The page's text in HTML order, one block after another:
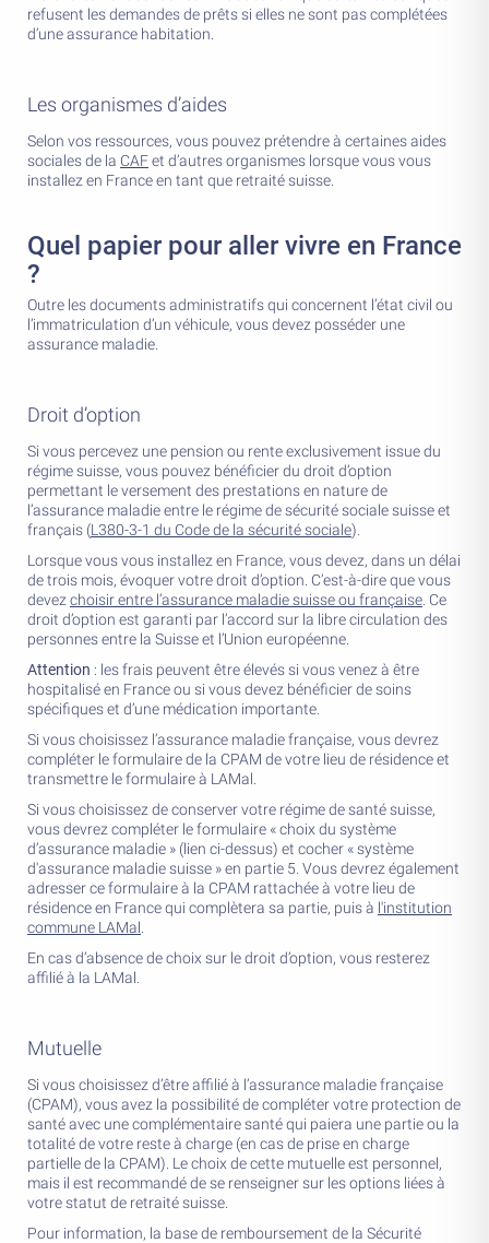
refusent les demandes de prêts si elles ne sont pas complétées
d’une assurance habitation.
Les organismes d’aides
Selon vos ressources, vous pouvez prétendre à certaines aides
sociales de la CAFet d’autres organismes lorsque vous vous
installez en France en tant que retraité suisse.
Quel papier pour aller vivre en France
?
Outre les documents administratifs qui concernent l’état civil ou
l’immatriculation d’un véhicule, vous devez posséder une
assurance maladie.
Droit d’option
Si vous percevez une pension ou rente exclusivement issue du
régime suisse, vous pouvez bénéficier du droit d’option
permettant le versement des prestations en nature de
l’assurance maladie entre le régime de sécurité sociale suisse et
français (L380-3-1 du Code de la sécurité sociale).
Lorsque vous vous installez en France, vous devez, dans un délai
de trois mois, évoquer votre droit d’option. C’est-à-dire que vous
devez choisir entre l’assurance maladie suisse ou française . Ce
droit d’option est garanti par l’accord sur la libre circulation des
personnes entre la Suisse et l’Union européenne.
Attention : les frais peuvent être élevés si vous venez à être
hospitalisé en France ou si vous devez bénéficier de soins
spécifiques et d’une médication importante.
Si vous choisissez l’assurance maladie française, vous devrez
compléter le formulaire de la CPAM de votre lieu de résidence et
transmettre le formulaire à LAMal.
Si vous choisissez de conserver votre régime de santé suisse,
vous devrez compléter le formulaire « choix du système
d’assurance maladie » (lien ci-dessus) et cocher « système
d'assurance maladie suisse » en partie 5. Vous devrez également
adresser ce formulaire à la CPAM rattachée à votre lieu de
résidence en France qui complètera sa partie, puis à l'institution
commune LAMal
En cas d’absence de choix sur le droit d’option, vous resterez
affilié à la LAMal.
Mutuelle
Si vous choisissez d’être affilié à l’assurance maladie française
(CPAM), vous avez la possibilité de compléter votre protection de
santé avec une complémentaire santé qui paiera une partie ou la
totalité de votre reste à charge (en cas de prise en charge
partielle de la CPAM). Le choix de cette mutuelle est personnel,
mais il est recommandé de se renseigner sur les options liées à
votre statut de retraité suisse.
Pour information, la base de remboursement de la Sécurité